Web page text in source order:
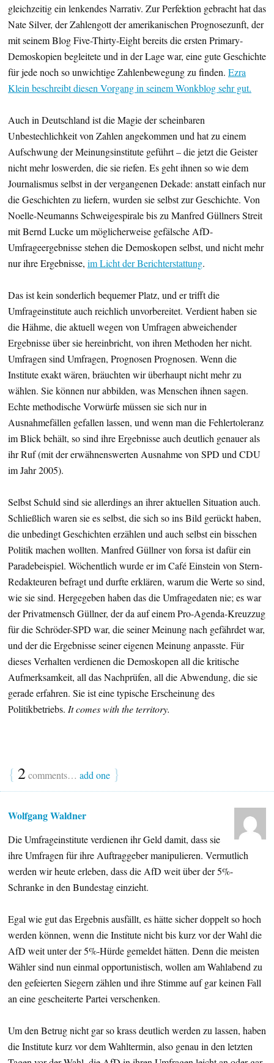
gleichzeitig ein lenkendes Narrativ. Zur Perfektion gebracht hat das
Nate Silver, der Zahlengott der amerikanischen Prognosezunft, der
mit seinem Blog Five-Thirty-Eight bereits die ersten Primary-
Demoskopien begleitete und in der Lage war, eine gute Geschichte
für jede noch so unwichtige Zahlenbewegung zu finden. Ezra
Klein beschreibt diesen Vorgang in seinem Wonkblog sehr gut.
Auch in Deutschland ist die Magie der scheinbaren
Unbestechlichkeit von Zahlen angekommen und hat zu einem
Aufschwung der Meinungsinstitute geführt – die jetzt die Geister
nicht mehr loswerden, die sie riefen. Es geht ihnen so wie dem
Journalismus selbst in der vergangenen Dekade: anstatt einfach nur
die Geschichten zu liefern, wurden sie selbst zur Geschichte. Von
Noelle-Neumanns Schweigespirale bis zu Manfred Güllners Streit
mit Bernd Lucke um möglicherweise gefälsche AfD-
Umfrageergebnisse stehen die Demoskopen selbst, und nicht mehr
nur ihre Ergebnisse, im Licht der Berichterstattung.
Das ist kein sonderlich bequemer Platz, und er trifft die
Umfrageinstitute auch reichlich unvorbereitet. Verdient haben sie
die Hähme, die aktuell wegen von Umfragen abweichender
Ergebnisse über sie hereinbricht, von ihren Methoden her nicht.
Umfragen sind Umfragen, Prognosen Prognosen. Wenn die
Institute exakt wären, bräuchten wir überhaupt nicht mehr zu
wählen. Sie können nur abbilden, was Menschen ihnen sagen.
Echte methodische Vorwürfe müssen sie sich nur in
Ausnahmefällen gefallen lassen, und wenn man die Fehlertoleranz
im Blick behält, so sind ihre Ergebnisse auch deutlich genauer als
ihr Ruf (mit der erwähnenswerten Ausnahme von SPD und CDU
im Jahr 2005).
Selbst Schuld sind sie allerdings an ihrer aktuellen Situation auch.
Schließlich waren sie es selbst, die sich so ins Bild gerückt haben,
die unbedingt Geschichten erzählen und auch selbst ein bisschen
Politik machen wollten. Manfred Güllner von forsa ist dafür ein
Paradebeispiel. Wöchentlich wurde er im Café Einstein von Stern-
Redakteuren befragt und durfte erklären, warum die Werte so sind,
wie sie sind. Hergegeben haben das die Umfragedaten nie; es war
der Privatmensch Güllner, der da auf einem Pro-Agenda-Kreuzzug
für die Schröder-SPD war, die seiner Meinung nach gefährdet war,
und der die Ergebnisse seiner eigenen Meinung anpasste. Für
dieses Verhalten verdienen die Demoskopen all die kritische
Aufmerksamkeit, all das Nachprüfen, all die Abwendung, die sie
gerade erfahren. Sie ist eine typische Erscheinung des
Politikbetriebs. It comes with the territory.
{ 2comments… add one }
Wolfgang Waldner
Die Umfrageinstitute verdienen ihr Geld damit, dass sie
ihre Umfragen für ihre Auftraggeber manipulieren. Vermutlich
werden wir heute erleben, dass die AfD weit über der 5%-
Schranke in den Bundestag einzieht.
Egal wie gut das Ergebnis ausfällt, es hätte sicher doppelt so hoch
werden können, wenn die Institute nicht bis kurz vor der Wahl die
AfD weit unter der 5%-Hürde gemeldet hätten. Denn die meisten
Wähler sind nun einmal opportunistisch, wollen am Wahlabend zu
den gefeierten Siegern zählen und ihre Stimme auf gar keinen Fall
an eine gescheiterte Partei verschenken.
Um den Betrug nicht gar so krass deutlich werden zu lassen, haben
die Institute kurz vor dem Wahltermin, also genau in den letzten